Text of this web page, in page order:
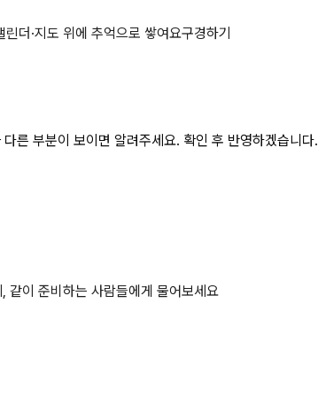
롯후드 상세 페이지
린더·지도 위에 추억으로 쌓여요구경하기
른 부분이 보이면 알려주세요. 확인 후 반영하겠습니다.
같이 준비하는 사람들에게 물어보세요